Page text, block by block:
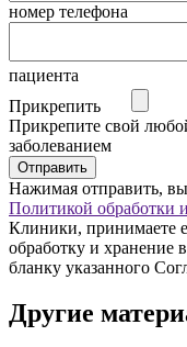
номер телефона
пациента
Прикрепить
Прикрепите свой
заболеванием
Отправить
Нажимая отправить,
Политикой обработки
Клиники, принимаете
обработку и хранение
бланку указанного
Другие